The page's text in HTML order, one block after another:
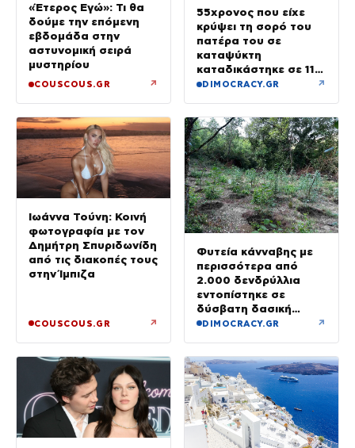
«Έτερος Εγώ»: Τι θα
δούμε την επόμενη
εβδομάδα στην
αστυνομική σειρά
μυστηρίου
COUSCOUS.GR ↗
55χρονος που είχε
κρύψει τη σορό του
πατέρα του σε
καταψύκτη
καταδικάστηκε σε 11
μήνες με αναστολή
DIMOCRACY.GR ↗
Ιωάννα Τούνη: Κοινή
φωτογραφία με τον
Δημήτρη Σπυριδωνίδη
από τις διακοπές τους
στην Ίμπιζα
COUSCOUS.GR ↗
Φυτεία κάνναβης με
περισσότερα από
2.000 δενδρύλλια
εντοπίστηκε σε
δύσβατη δασική
περιοχή στη Φθιώτιδα
DIMOCRACY.GR ↗